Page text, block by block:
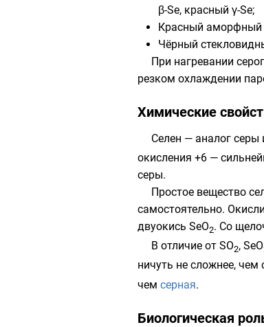
β-Se, красный γ-Se;
Красный аморфный
Чёрный
При нагревании
резком охлаждении
Химические
Селен — аналог серы
окисления +6 —
серы.
Простое вещество
самостоятельно.
двуокись SeO2. Со
В отличие от SO2, SeO
ничуть не сложнее, чем
чем серная.
Биологическая